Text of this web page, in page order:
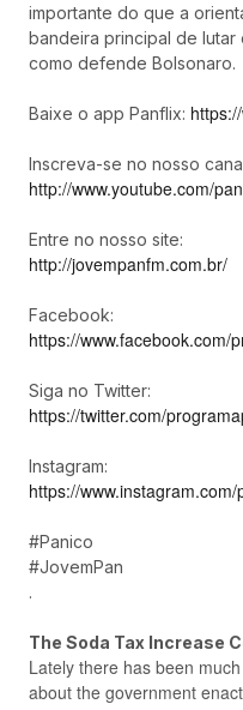
importante do que a
bandeira principal de lutar
como defende Bolsonaro.
Baixe o app Panflix:
Inscreva-se no nosso
http://www.youtube.com/
Entre no nosso site:
http://jovempanfm.com.br/
Facebook:
https://www.facebook.com/
Siga no Twitter:
https://twitter.com/
Instagram:
https://
#Panico
#JovemPan
.
The Soda Tax Increase
Lately there has been
about the government